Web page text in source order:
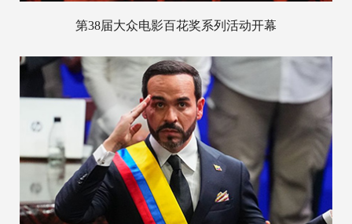
第38届大众电影百花奖系列活动开幕